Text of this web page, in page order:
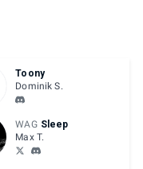
Toony
Dominik S.
WAG Sleep
Max T.